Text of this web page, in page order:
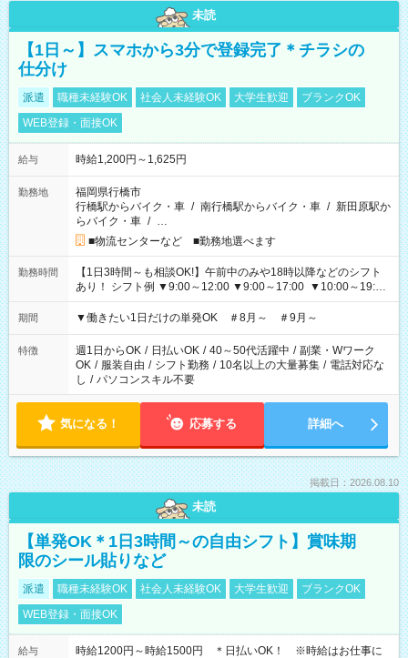
未読
【1日～】スマホから3分で登録完了＊チラシの
仕分け
派遣 職種未経験OK 社会人未経験OK 大学生歓迎
ブランクOK
WEB登録・面接OK
給与 時給1,200円～1,625円
勤務地
福岡県行橋市
行橋駅からバイク・車 / 南行橋駅からバイク・車 / 新田原駅か
らバイク・車 / …
■物流センターなど ■勤務地選べます
勤務時間
【1日3時間～も相談OK!】午前中のみや18時以降などのシフト
あり！ シフト例 ▼9:00～12:00 ▼9:00～17:00 ▼10:00～19:00
▼18:00～21:00
期間 ▼働きたい1日だけの単発OK ＃8月～ ＃9月～
特徴 週1日からOK / 日払いOK / 40～50代活躍中 / 副業・Wワーク
OK / 服装自由 / シフト勤務 / 10名以上の大量募集 / 電話対応な
し / パソコンスキル不要
気になる！ 応募する 詳細へ
掲載日：2026.08.10
未読
【単発OK＊1日3時間～の自由シフト】賞味期
限のシール貼りなど
派遣 職種未経験OK 社会人未経験OK 大学生歓迎
ブランクOK
WEB登録・面接OK
給与
時給1200円～時給1500円 ＊日払いOK！ ※時給はお仕事に